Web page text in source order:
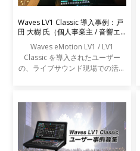
Waves LV1 Classic 導入事例：戸
田 大樹 氏（個人事業主 / 音響エ
Waves eMotion LV1 / LV1
Classic を導入されたユーザー
の、ライブサウンド現場での活用